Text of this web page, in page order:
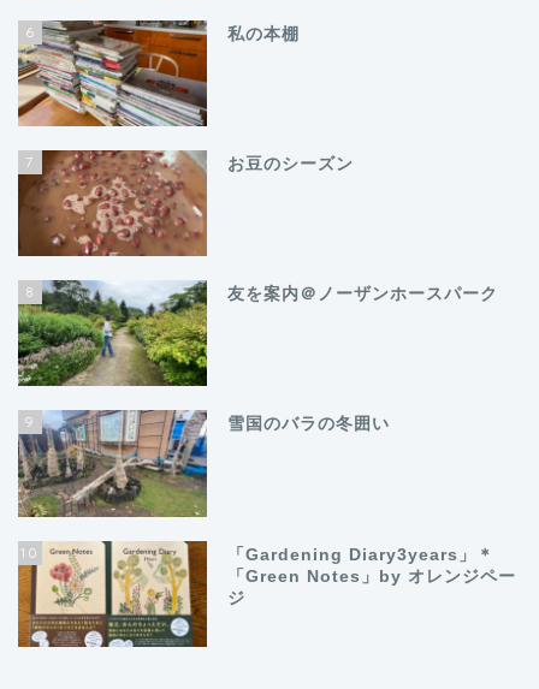
6 私の本棚
7 お豆のシーズン
8 友を案内＠ノーザンホースパーク
9 雪国のバラの冬囲い
10
「Gardening Diary3years」＊
「Green Notes」by オレンジペー
ジ